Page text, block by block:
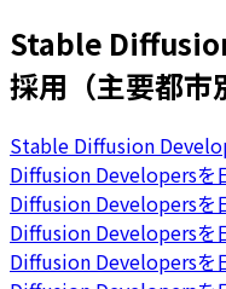
Stable
採用（主要都市
Stable Diffusion
Diffusion Developersを
Diffusion Developersを
Diffusion Developersを
Diffusion Developersを